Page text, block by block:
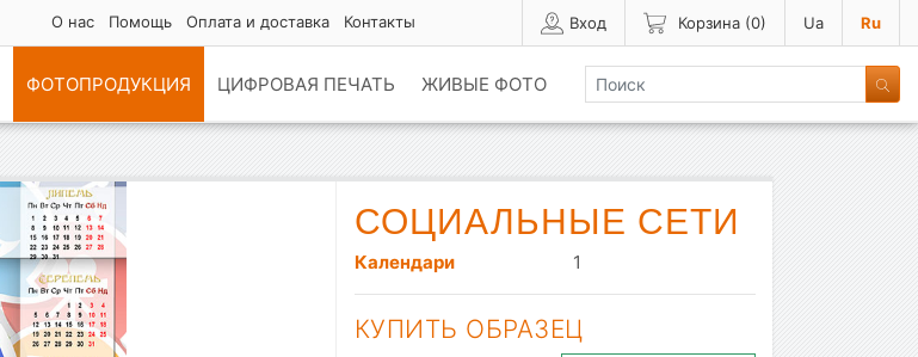
Вход Корзина (0) Ua Ru
О нас Помощь Оплата и доставка Контакты
ФОТОПРОДУКЦИЯ ЦИФРОВАЯ ПЕЧАТЬ ЖИВЫЕ ФОТО
СОЦИАЛЬНЫЕ СЕТИ
Календари 1
КУПИТЬ ОБРАЗЕЦ